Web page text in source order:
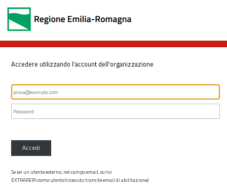
Accedere utilizzando l'account dell'organizzazione
Accedi
Se sei un utente esterno, nel campo email, scrivi
EXTRARER\nome utente(ricevuto tramite email di abilitazione)